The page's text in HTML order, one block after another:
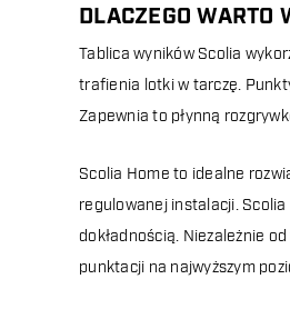
DLACZEGO WARTO
Tablica wyników Scolia
trafienia lotki w tarczę.
Zapewnia to płynną
Scolia Home to idealne
regulowanej instalacji.
dokładnością. Niezależnie
punktacji na najwyższym